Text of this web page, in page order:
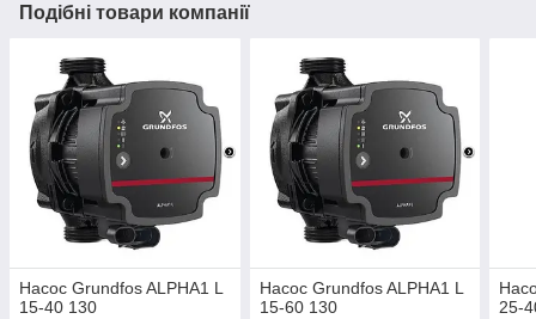
Подібні товари компанії
Насос Grundfos ALPHA1 L
15-40 130
Насос Grundfos ALPHA1 L
15-60 130
25-